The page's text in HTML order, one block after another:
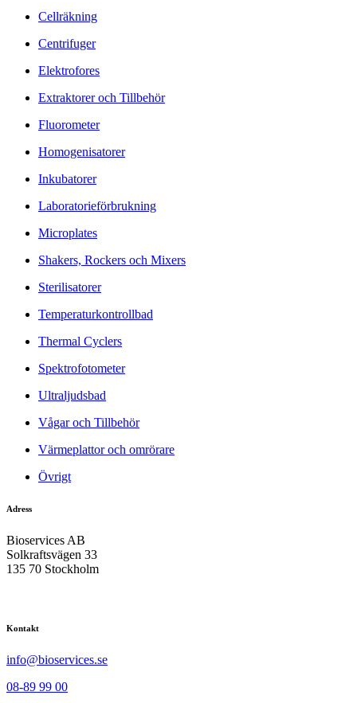
Cellräkning
Centrifuger
Elektrofores
Extraktorer och Tillbehör
Fluorometer
Homogenisatorer
Inkubatorer
Laboratorieförbrukning
Microplates
Shakers, Rockers och Mixers
Sterilisatorer
Temperaturkontrollbad
Thermal Cyclers
Spektrofotometer
Ultraljudsbad
Vågar och Tillbehör
Värmeplattor och omrörare
Övrigt
Adress
Bioservices AB
Solkraftsvägen 33
135 70 Stockholm
Kontakt
info@bioservices.se
08-89 99 00